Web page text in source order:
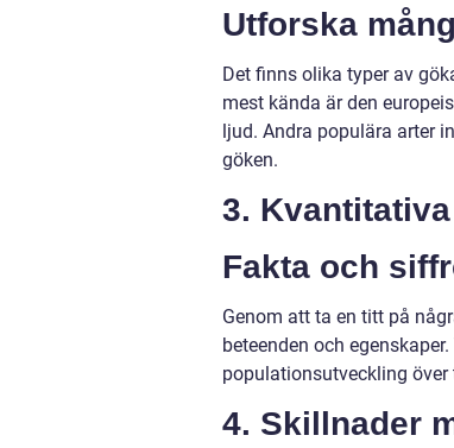
Utforska
Det finns olika typer av
mest kända är den
ljud. Andra populära arter
göken.
3.
Fakta och
Genom att ta en titt på
beteenden och
populationsutveckling över
4. Skillnader